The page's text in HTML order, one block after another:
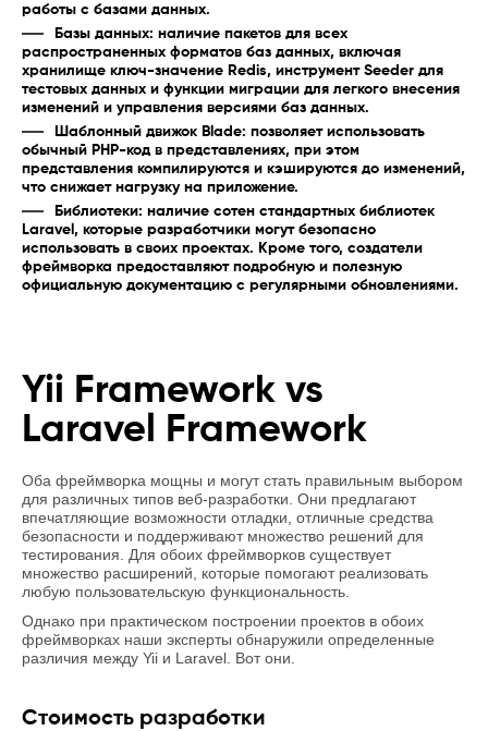
работы с базами данных.
Базы данных: наличие пакетов для всех
распространенных форматов баз данных, включая
хранилище ключ-значение Redis, инструмент Seeder для
тестовых данных и функции миграции для легкого внесения
изменений и управления версиями баз данных.
Шаблонный движок Blade: позволяет использовать
обычный PHP-код в представлениях, при этом
представления компилируются и кэшируются до изменений,
что снижает нагрузку на приложение.
Библиотеки: наличие сотен стандартных библиотек
Laravel, которые разработчики могут безопасно
использовать в своих проектах. Кроме того, создатели
фреймворка предоставляют подробную и полезную
официальную документацию с регулярными обновлениями.
Yii Framework vs
Laravel Framework
Оба фреймворка мощны и могут стать правильным выбором
для различных типов веб-разработки. Они предлагают
впечатляющие возможности отладки, отличные средства
безопасности и поддерживают множество решений для
тестирования. Для обоих фреймворков существует
множество расширений, которые помогают реализовать
любую пользовательскую функциональность.
Однако при практическом построении проектов в обоих
фреймворках наши эксперты обнаружили определенные
различия между Yii и Laravel. Вот они.
Стоимость разработки